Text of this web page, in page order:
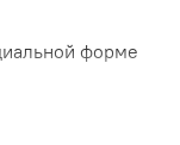
форме
для